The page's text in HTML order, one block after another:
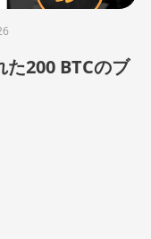
200 BTCのブ